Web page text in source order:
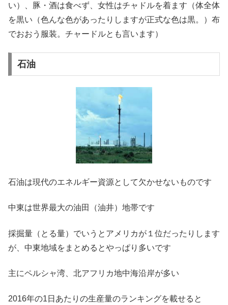
い）、豚・酒は食べず、女性はチャドルを着ます（体全体
を黒い（色んな色があったりしますが正式な色は黒。）布
でおおう服装。チャードルとも言います）
石油
石油は現代のエネルギー資源として欠かせないものです
中東は世界最大の油田（油井）地帯です
採掘量（とる量）でいうとアメリカが１位だったりします
が、中東地域をまとめるとやっぱり多いです
主にペルシャ湾、北アフリカ地中海沿岸が多い
2016年の1日あたりの生産量のランキングを載せると